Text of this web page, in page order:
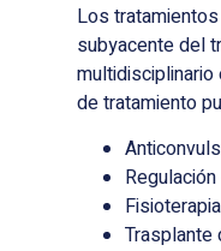
Los
subyacente del
de tratamiento
Trasplante